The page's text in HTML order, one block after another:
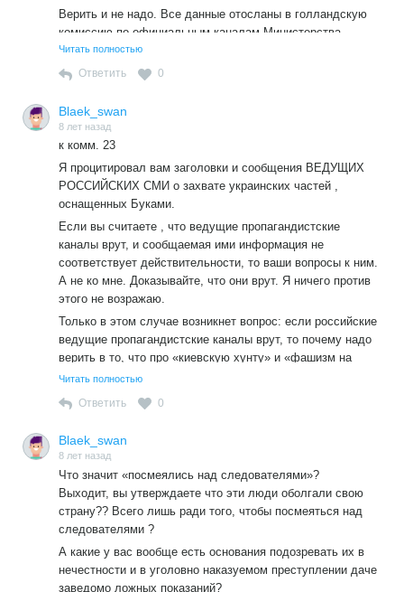
Верить и не надо. Все данные отосланы в голландскую
комиссию по официальным каналам Министерства
обороны.
Читать полностью
Ответить 0
Blaek_swan
8 лет назад
к комм. 23
Я процитировал вам заголовки и сообщения ВЕДУЩИХ
РОССИЙСКИХ СМИ о захвате украинских частей ,
оснащенных Буками.
Если вы считаете , что ведущие пропагандистские
каналы врут, и сообщаемая ими информация не
соответствует действительности, то ваши вопросы к ним.
А не ко мне. Доказывайте, что они врут. Я ничего против
этого не возражаю.
Только в этом случае возникнет вопрос: если российские
ведущие пропагандистские каналы врут, то почему надо
верить в то, что про «киевскую хунту» и «фашизм на
Украини» они говорят правду?
канашкиных, являющимся частью того же самого
Выходит, вы и сами не верите официальным российским
Читать полностью
Ответить 0
Blaek_swan
8 лет назад
Что значит «посмеялись над следователями»?
Выходит, вы утверждаете что эти люди оболгали свою
страну?? Всего лишь ради того, чтобы посмеяться над
следователями ?
А какие у вас вообще есть основания подозревать их в
нечестности и в уголовно наказуемом преступлении даче
заведомо ложных показаний?